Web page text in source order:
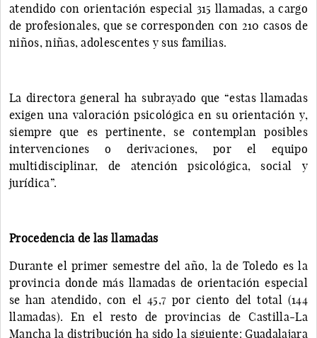
atendido con orientación especial 315 llamadas, a cargo
de profesionales, que se corresponden con 210 casos de
niños, niñas, adolescentes y sus familias.
La directora general ha subrayado que “estas llamadas
exigen una valoración psicológica en su orientación y,
siempre que es pertinente, se contemplan posibles
intervenciones o derivaciones, por el equipo
multidisciplinar, de atención psicológica, social y
jurídica”.
Procedencia de las llamadas
Durante el primer semestre del año, la de Toledo es la
provincia donde más llamadas de orientación especial
se han atendido, con el 45,7 por ciento del total (144
llamadas). En el resto de provincias de Castilla-La
Mancha la distribución ha sido la siguiente: Guadalajara